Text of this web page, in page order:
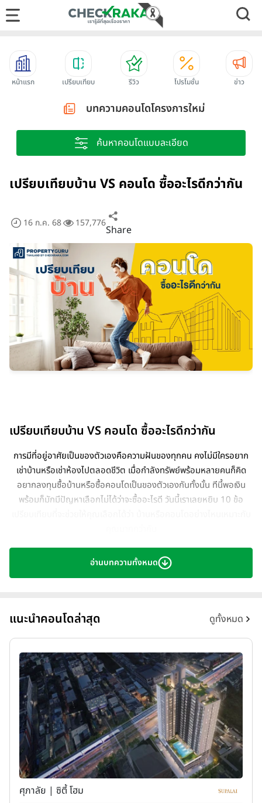
หน้าแรก เปรียบเทียบ รีวิว โปรโมชั่น ข่าว
บทความคอนโดโครงการใหม่
ค้นหาคอนโดแบบละเอียด
เปรียบเทียบบ้าน VS คอนโด ซื้ออะไรดีกว่ากัน
16 ก.ค. 68 157,776Share
เปรียบเทียบบ้าน VS คอนโด ซื้ออะไรดีกว่ากัน
การมีที่อยู่อาศัยเป็นของตัวเองคือความฝันของทุกคน คงไม่มีใครอยาก
เช่าบ้านหรือเช่าห้องไปตลอดชีวิต เมื่อกำลังทรัพย์พร้อมหลายคนก็คิด
อยากลงทุนซื้อบ้านหรือซื้อคอนโดเป็นของตัวเองกันทั้งนั้น ทีนี้พอเงิน
พร้อมก็มักมีปัญหาเลือกไม่ได้ว่าจะซื้ออะไรดี วันนี้เราเลยหยิบ 10 ข้อ
อ่านบทความทั้งหมด
แนะนำคอนโดล่าสุด ดูทั้งหมด
ศุภาลัย | ซิตี้ โฮม